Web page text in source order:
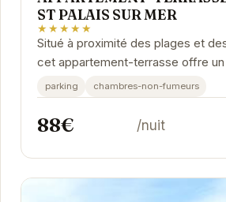
ST PALAIS SUR MER
★★★★★
Situé à proximité des plages et
cet appartement-terrasse offre un
des vacances relaxantes. Avec son
emplacement...
parking chambres-non-fumeurs
88€ /nuit